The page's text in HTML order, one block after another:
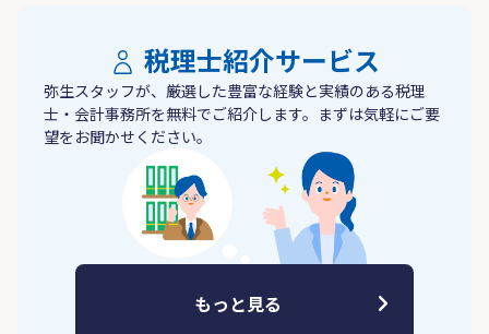
税理士紹介サービス
弥生スタッフが、厳選した豊富な経験と実績のある税理
士・会計事務所を無料でご紹介します。まずは気軽にご要
望をお聞かせください。
もっと見る